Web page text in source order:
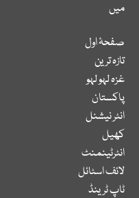
میں
صفحۂ اول
تازہ ترین
غزہ لہو لہو
پاکستان
انٹر نیشنل
کھیل
انٹرٹینمنٹ
لائف اسٹائل
ٹاپ ٹرینڈ